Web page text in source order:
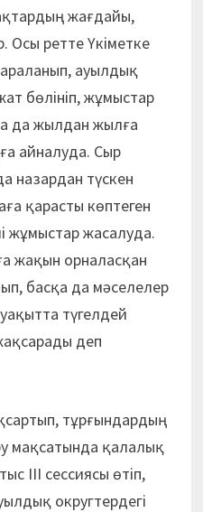
жағдайы,
Осы ретте Үкіметке
ауылдық
бөлініп, жұмыс­тар
да жылдан жылға
айналуда. Сыр
назардан түскен
қарасты көптеген
жұмыстар жасалуда.
жақын орналасқан
басқа да мәселелер
түгелдей
деп
тұрғындардың
мақсатында қалалық
ІІІ сессиясы өтіп,
округтердегі